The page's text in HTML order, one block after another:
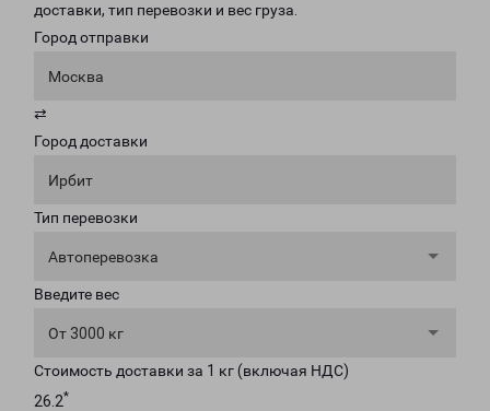
доставки, тип перевозки и вес груза.
Город отправки
Москва
⇄
Город доставки
Ирбит
Тип перевозки
Автоперевозка
Введите вес
От 3000 кг
Стоимость доставки за 1 кг (включая НДС)
26.2*